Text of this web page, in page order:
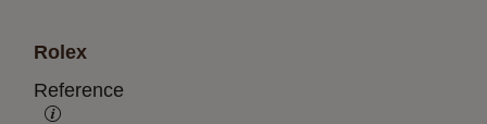
Rolex
Reference